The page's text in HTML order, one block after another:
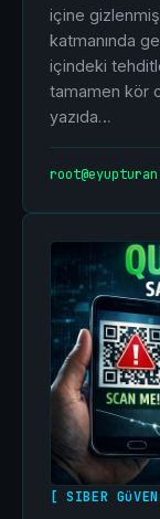
içine gizlenmiş
katmanında
içindeki
tamamen kör
yazıda…
root@eyupturan
[ SIBER